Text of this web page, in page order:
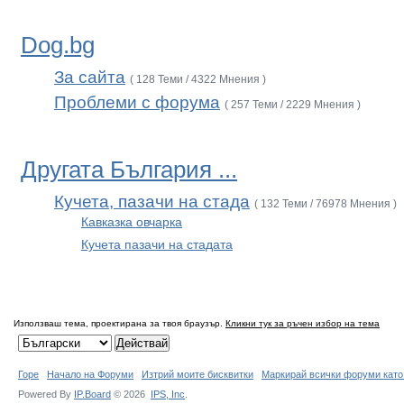
Dog.bg
За сайта ( 128 Теми / 4322 Мнения )
Проблеми с форума ( 257 Теми / 2229 Мнения )
Другата България ...
Кучета, пазачи на стада ( 132 Теми / 76978 Мнения )
Кавказка овчарка
Кучета пазачи на стадата
Използваш тема, проектирана за твоя браузър. Кликни тук за ръчен избор на тема
Горе Начало на Форуми Изтрий моите бисквитки
Маркирай всички форуми
Powered By IP.Board © 2026 IPS, Inc